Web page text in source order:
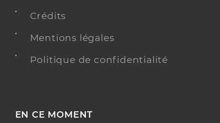
Crédits
Mentions légales
Politique de confidentialité
EN CE MOMENT